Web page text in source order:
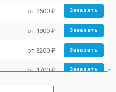
от 2500 ₽ Заказать
от 1800 ₽ Заказать
от 3200 ₽ Заказать
от 1700 ₽ Заказать